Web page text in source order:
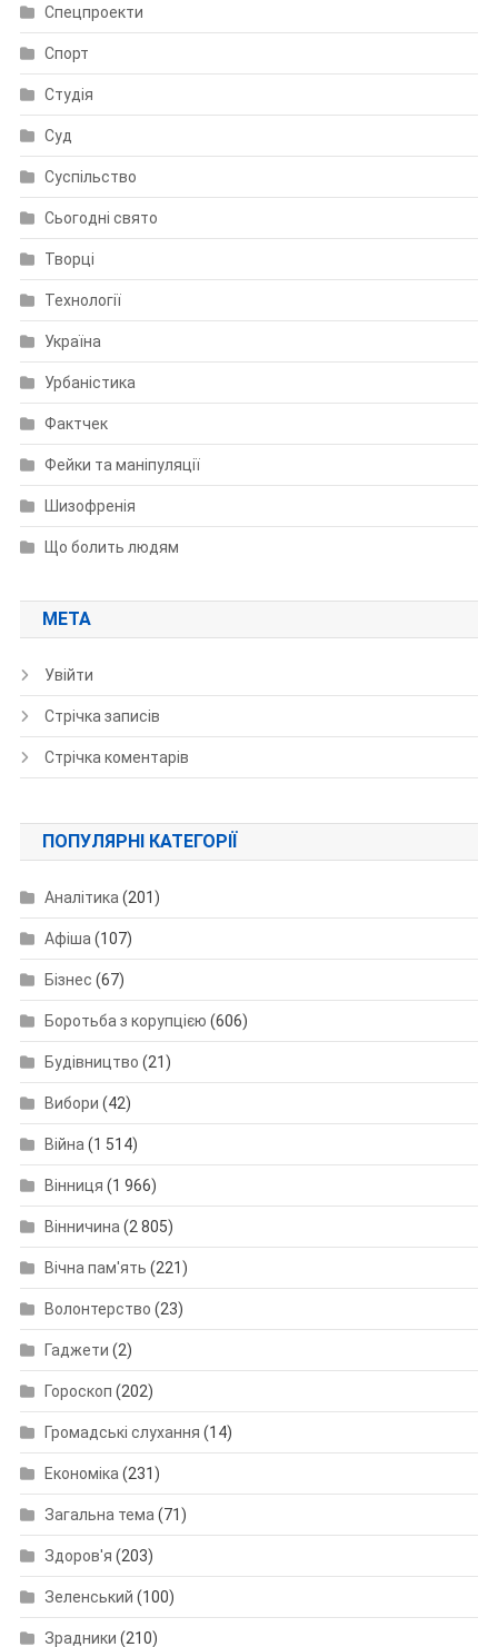
Спецпроекти
Спорт
Студія
Суд
Суспільство
Сьогодні свято
Творці
Технології
Україна
Урбаністика
Фактчек
Фейки та маніпуляції
Шизофренія
Що болить людям
МЕТА
Увійти
Стрічка записів
Стрічка коментарів
ПОПУЛЯРНІ КАТЕГОРІЇ
Аналітика(201)
Афіша(107)
Бізнес (67)
Боротьба з корупцією (606)
Будівництво (21)
Вибори (42)
Війна(1 514)
Вінниця (1 966)
Вінничина(2 805)
Вічна пам'ять (221)
Волонтерство (23)
Гаджети (2)
Гороскоп (202)
Громадські слухання (14)
Економіка(231)
Загальна тема(71)
Здоров'я (203)
Зеленський (100)
Зрадники (210)